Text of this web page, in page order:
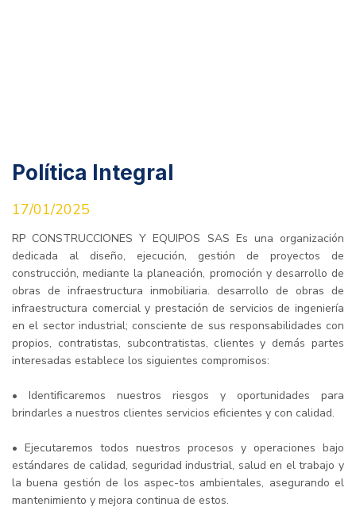
Política Integral
17/01/2025
RP CONSTRUCCIONES Y EQUIPOS SAS Es una organización
dedicada al diseño, ejecución, gestión de proyectos de
construcción, mediante la planeación, promoción y desarrollo de
obras de infraestructura inmobiliaria. desarrollo de obras de
infraestructura comercial y prestación de servicios de ingeniería
en el sector industrial; consciente de sus responsabilidades con
propios, contratistas, subcontratistas, clientes y demás partes
interesadas establece los siguientes compromisos:
• Identificaremos nuestros riesgos y oportunidades para
brindarles a nuestros clientes servicios eficientes y con calidad.
• Ejecutaremos todos nuestros procesos y operaciones bajo
estándares de calidad, seguridad industrial, salud en el trabajo y
la buena gestión de los aspec-tos ambientales, asegurando el
mantenimiento y mejora continua de estos.